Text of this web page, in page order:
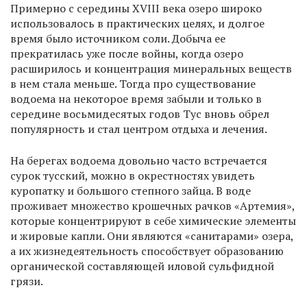
Примерно с середины XVIII века озеро широко
использовалось в практических целях, и долгое
время было источником соли. Добыча ее
прекратилась уже после войны, когда озеро
расширилось и концентрация минеральных веществ
в нем стала меньше. Тогда про существование
водоема на некоторое время забыли и только в
середине восьмидесятых годов Тус вновь обрел
популярность и стал центром отдыха и лечения.
На берегах водоема довольно часто встречается
сурок тусский, можно в окрестностях увидеть
куропатку и большого степного зайца. В воде
проживает множество крошечных рачков «Артемия»,
которые концентрируют в себе химические элементы
и жировые капли. Они являются «санитарами» озера,
а их жизнедеятельность способствует образованию
органической составляющей иловой сульфидной
грязи.